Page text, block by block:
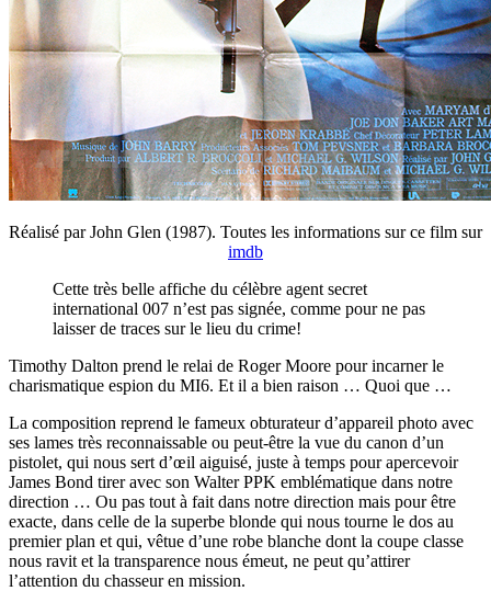
Réalisé par John Glen (1987). Toutes les informations sur ce film sur
imdb
Cette très belle affiche du célèbre agent secret
international 007 n’est pas signée, comme pour ne pas
laisser de traces sur le lieu du crime!
Timothy Dalton prend le relai de Roger Moore pour incarner le
charismatique espion du MI6. Et il a bien raison … Quoi que …
La composition reprend le fameux obturateur d’appareil photo avec
ses lames très reconnaissable ou peut-être la vue du canon d’un
pistolet, qui nous sert d’œil aiguisé, juste à temps pour apercevoir
James Bond tirer avec son Walter PPK emblématique dans notre
direction … Ou pas tout à fait dans notre direction mais pour être
exacte, dans celle de la superbe blonde qui nous tourne le dos au
premier plan et qui, vêtue d’une robe blanche dont la coupe classe
nous ravit et la transparence nous émeut, ne peut qu’attirer
l’attention du chasseur en mission.